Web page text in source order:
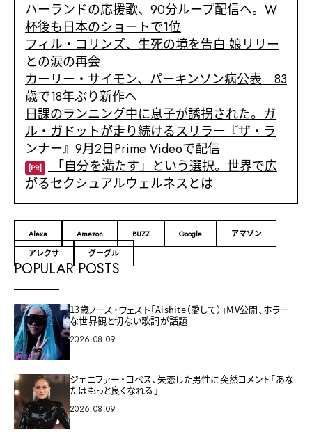
ハーランドの応援歌、90分ループ配信へ。W
杯後も日本のショートで1位
フィル・コリンズ、生死の境を告白 娘リリー
との涙の再会
カーリー・サイモン、パーキンソン病公表 83
歳で18年ぶり新作へ
日課のランニング中に息子が誘拐された。ガ
ル・ガドットが走り続けるスリラー『ザ・ラ
ンナー』9月2日Prime Videoで配信
[PR] 「自分を満たす」という選択。世界で広
がるセクシュアルウェルネスとは
Alexa Amazon BUZZ Google
アマゾン
アレクサ
グーグル
POPULAR POSTS
13歳ノース・ウェスト「Aishite（愛して）」MV公開、ホラー
な世界観と切ない歌詞が話題
2026.08.09
ジェニファー・ロペス、失恋した男性に突然コメント「あな
たはもっと良くなれる」
2026.08.09